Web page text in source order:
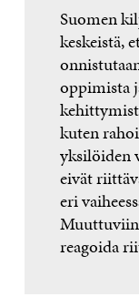
Suomen
keskeistä,
oppimista
kuten
yksilöiden
eivät
eri
Muuttuviin
reagoida